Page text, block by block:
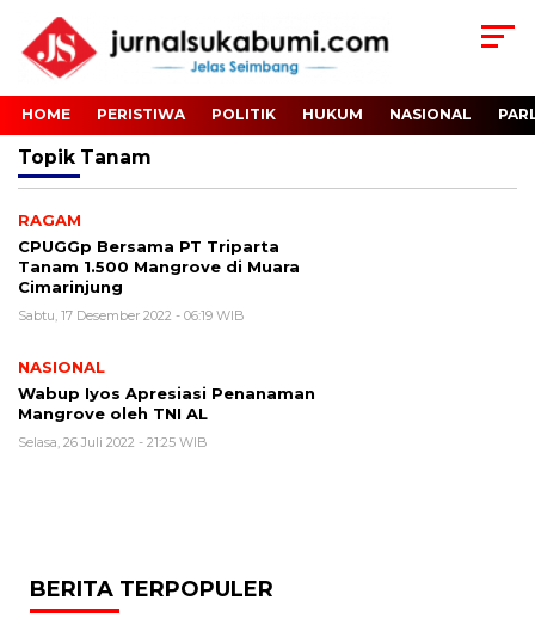
HOME PERISTIWA POLITIK HUKUM NASIONAL
Topik Tanam
RAGAM
CPUGGp Bersama PT Triparta
Tanam 1.500 Mangrove di Muara
Cimarinjung
Sabtu, 17 Desember 2022 - 06:19 WIB
NASIONAL
Wabup Iyos Apresiasi Penanaman
Mangrove oleh TNI AL
Selasa, 26 Juli 2022 - 21:25 WIB
BERITA TERPOPULER